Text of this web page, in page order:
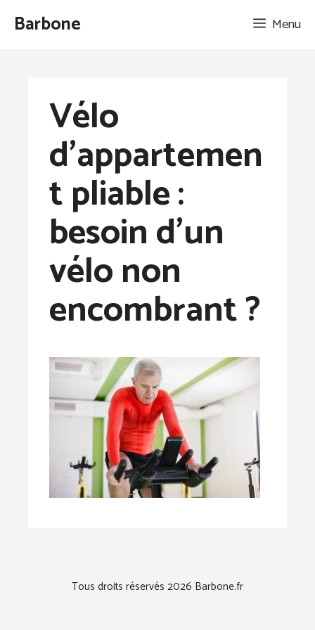
AllerBarbone Menu
Vélo
d’appartemen
t pliable :
besoin d’un
vélo non
encombrant ?
Tous droits réservés 2026 Barbone.fr